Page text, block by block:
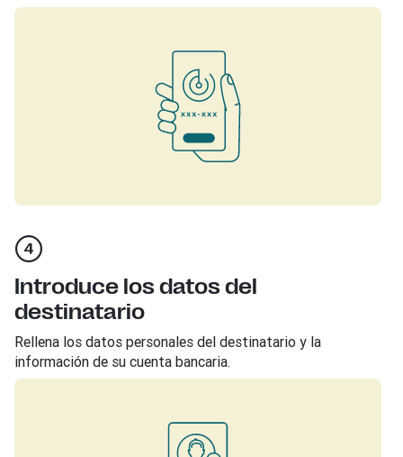
Introduce los datos del
destinatario
Rellena los datos personales del destinatario y la
información de su cuenta bancaria.